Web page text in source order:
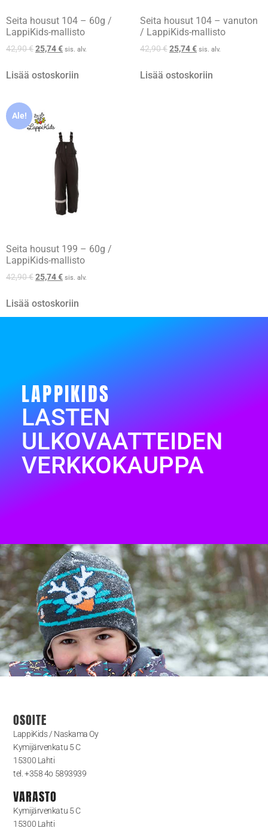
Seita housut 104 – 60g /
LappiKids-mallisto
42,90€25,74€ sis. alv.
Lisää ostoskoriin
Seita housut 104 – vanuton
/ LappiKids-mallisto
42,90€25,74€ sis. alv.
Lisää ostoskoriin
Ale!
Seita housut 199 – 60g /
LappiKids-mallisto
42,90€25,74€ sis. alv.
Lisää ostoskoriin
LAPPIKIDS
LASTEN
ULKOVAATTEIDEN
VERKKOKAUPPA
OSOITE
LappiKids / Naskama Oy
Kymijärvenkatu 5 C
15300 Lahti
tel. +358 4o 5893939
VARASTO
Kymijärvenkatu 5 C
15300 Lahti